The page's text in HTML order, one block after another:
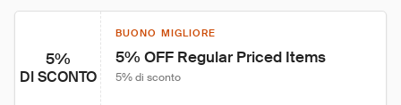
5%
DI SCONTO
BUONO MIGLIORE
5% OFF Regular Priced Items
5% di sconto